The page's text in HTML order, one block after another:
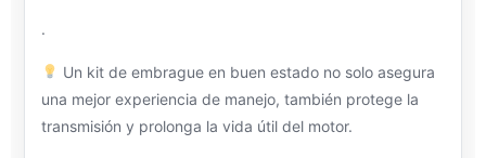
.
Un kit de embrague en buen estado no solo asegura
una mejor experiencia de manejo, también protege la
transmisión y prolonga la vida útil del motor.